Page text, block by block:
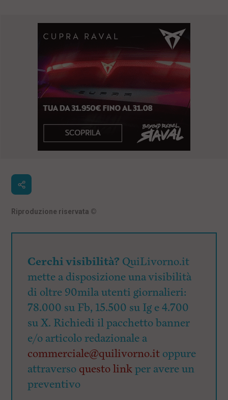
Riproduzione riservata ©
Cerchi visibilità? QuiLivorno.it
mette a disposizione una visibilità
di oltre 90mila utenti giornalieri:
78.000 su Fb, 15.500 su Ig e 4.700
su X. Richiedi il pacchetto banner
e/o articolo redazionale a
commerciale@quilivorno.it oppure
attraverso questo linkper avere un
preventivo